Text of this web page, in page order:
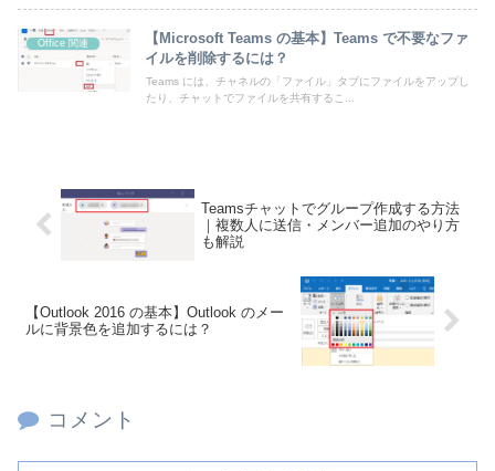
Office 関連
【Microsoft Teams の基本】Teams で不要なファ
イルを削除するには？
Teams には、チャネルの「ファイル」タブにファイルをアップし
たり、チャットでファイルを共有するこ...
Teamsチャットでグループ作成する方法
｜複数人に送信・メンバー追加のやり方
も解説
【Outlook 2016 の基本】Outlook のメー
ルに背景色を追加するには？
コメント